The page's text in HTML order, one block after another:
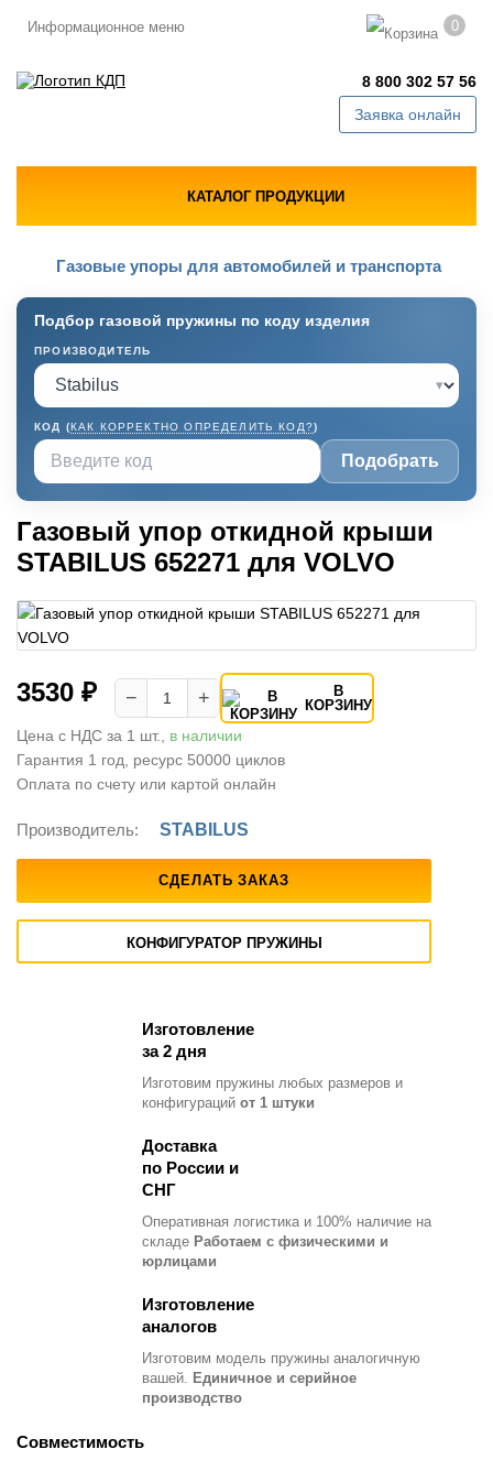
Информационное меню 0
8 800 302 57 56
Заявка онлайн
КАТАЛОГ ПРОДУКЦИИ
Газовые упоры для автомобилей и транспорта
Подбор газовой пружины по коду изделия
ПРОИЗВОДИТЕЛЬ
▾
КОД (КАК КОРРЕКТНО ОПРЕДЕЛИТЬ КОД?)
Подобрать
Газовый упор откидной крыши
STABILUS 652271 для VOLVO
3530 ₽ − +
В
КОРЗИНУ
Цена с НДС за 1 шт., в наличии
Гарантия 1 год, ресурс 50000 циклов
Оплата по счету или картой онлайн
Производитель: STABILUS
СДЕЛАТЬ ЗАКАЗ
КОНФИГУРАТОР ПРУЖИНЫ
Изготовление
за 2 дня
Изготовим пружины любых размеров и
конфигураций от 1 штуки
Доставка
по России и
СНГ
Оперативная логистика и 100% наличие на
складе Работаем с физическими и
юрлицами
Изготовление
аналогов
Изготовим модель пружины аналогичную
вашей. Единичное и серийное
производство
Совместимость